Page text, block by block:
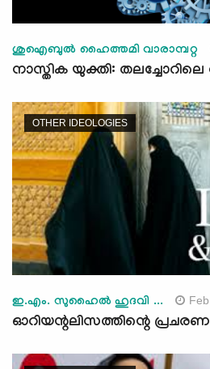
ശുഐബുല്‍ ഹൈത്തമി വാരാമ്പറ്റ
നാസ്തിക യുക്തി:
OTHER IDEOLOGIES
ഇ.എം. സുഹൈല്‍ ഹുദവി ...
ഓറിയന്റലിസത്തിന്റെ